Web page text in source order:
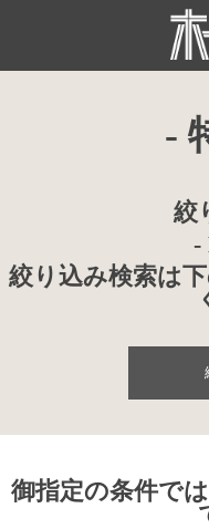
-
絞
-
絞り込み検索は
御指定の条件で